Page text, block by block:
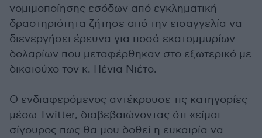
νομιμοποίησης εσόδων από εγκληματική
δραστηριότητα ζήτησε από την εισαγγελία να
διενεργήσει έρευνα για ποσά εκατομμυρίων
δολαρίων που μεταφέρθηκαν στο εξωτερικό με
δικαιούχο τον κ. Πένια Νιέτο.
Ο ενδιαφερόμενος αντέκρουσε τις κατηγορίες
μέσω Twitter, διαβεβαιώνοντας ότι «είμαι
σίγουρος πως θα μου δοθεί η ευκαιρία να